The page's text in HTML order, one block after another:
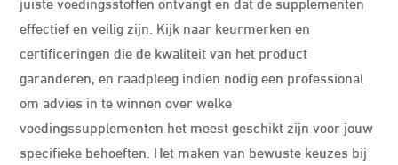
effectief en veilig zijn. Kijk naar keurmerken en
certificeringen die de kwaliteit van het product
garanderen, en raadpleeg indien nodig een professional
om advies in te winnen over welke
voedingssupplementen het meest geschikt zijn voor jouw
specifieke behoeften. Het maken van bewuste keuzes bij